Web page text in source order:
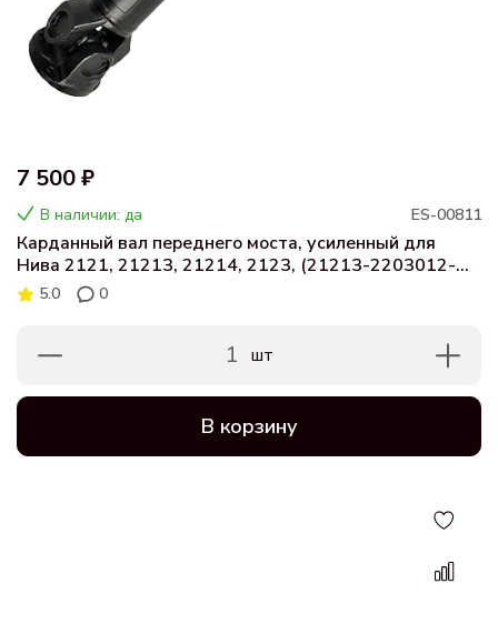
7 500 ₽
В наличии: да ES-00811
Карданный вал переднего моста, усиленный для
Нива 2121, 21213, 21214, 2123, (21213-2203012-
01)5.0 0
1 шт
В корзину